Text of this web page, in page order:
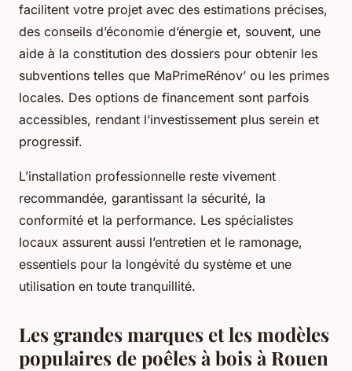
facilitent votre projet avec des estimations précises,
des conseils d’économie d’énergie et, souvent, une
aide à la constitution des dossiers pour obtenir les
subventions telles que MaPrimeRénov’ ou les primes
locales. Des options de financement sont parfois
accessibles, rendant l’investissement plus serein et
progressif.
L’installation professionnelle reste vivement
recommandée, garantissant la sécurité, la
conformité et la performance. Les spécialistes
locaux assurent aussi l’entretien et le ramonage,
essentiels pour la longévité du système et une
utilisation en toute tranquillité.
Les grandes marques et les modèles
populaires de poêles à bois à Rouen